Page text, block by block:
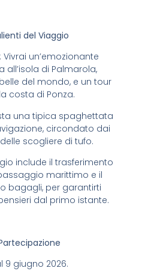
del Viaggio
: Vivrai un’emozionante
all’isola di Palmarola,
del mondo, e un tour
costa di Ponza.
una tipica spaghettata
circondato dai
scogliere di tufo.
include il trasferimento
marittimo e il
bagagli, per garantirti
dal primo istante.
9 giugno 2026.